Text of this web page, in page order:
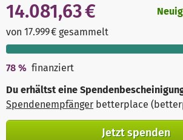
14.081,63 €
von 17.999 € gesammelt
78 % finanziert
Du erhältst eine
Spendenempfänger betterplace
Jetzt spenden